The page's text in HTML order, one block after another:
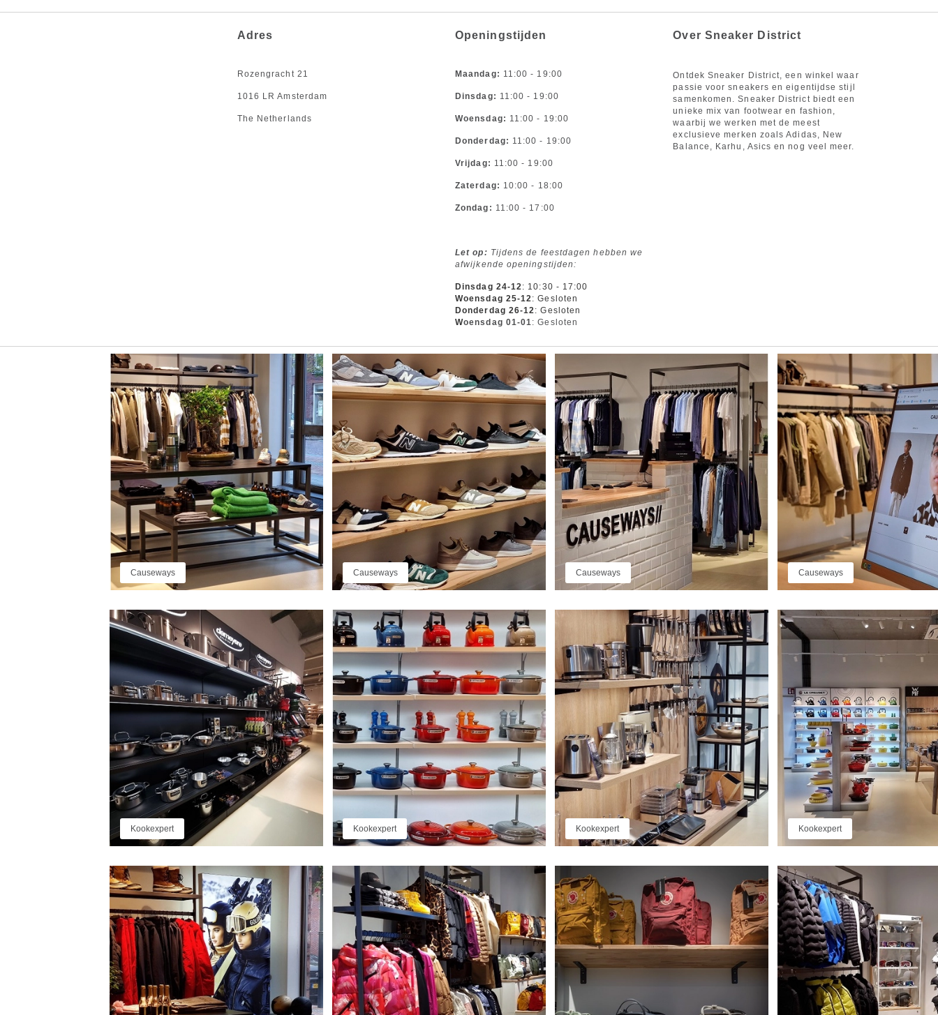
Adres
Rozengracht 21
1016 LR Amsterdam
The Netherlands
Openingstijden
Maandag: 11:00 - 19:00
Dinsdag: 11:00 - 19:00
Woensdag: 11:00 - 19:00
Donderdag: 11:00 - 19:00
Vrijdag: 11:00 - 19:00
Zaterdag: 10:00 - 18:00
Zondag: 11:00 - 17:00
Let op: Tijdens de feestdagen hebben we
afwijkende openingstijden:
Dinsdag 24-12: 10:30 - 17:00
Woensdag 25-12: Gesloten
Donderdag 26-12: Gesloten
Woensdag 01-01: Gesloten
Over Sneaker District
Ontdek Sneaker District, een winkel waar
passie voor sneakers en eigentijdse stijl
samenkomen. Sneaker District biedt een
unieke mix van footwear en fashion,
waarbij we werken met de meest
exclusieve merken zoals Adidas, New
Balance, Karhu, Asics en nog veel meer.
Causeways Causeways Causeways Causeways
Kookexpert Kookexpert Kookexpert Kookexpert